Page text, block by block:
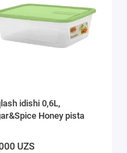
idishi 0,6L,
Honey pista
UZS